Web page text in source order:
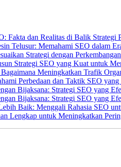
Fakta dan Realitas di Balik Strategi
Telusur: Memahami SEO dalam
Strategi dengan
Strategi SEO yang Kuat untuk
Meningkatkan Trafik
Perbedaan dan Taktik SEO yang
Bijaksana: Strategi SEO yang
Bijaksana: Strategi SEO yang
Baik: Menggali Rahasia SEO
Lengkap untuk Meningkatkan